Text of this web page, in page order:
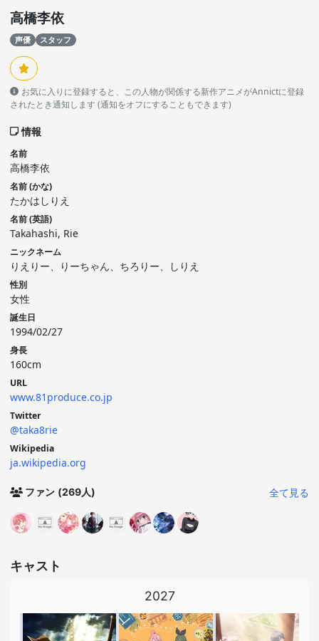
高橋李依
声優 スタッフ
お気に入りに登録すると、この人物が関係する新作アニメがAnnictに登録
されたとき通知します (通知をオフにすることもできます)
情報
名前
高橋李依
名前 (かな)
たかはしりえ
名前 (英語)
Takahashi, Rie
ニックネーム
りえりー、りーちゃん、ちろりー、しりえ
性別
女性
誕生日
1994/02/27
身長
160cm
URL
www.81produce.co.jp
Twitter
@taka8rie
Wikipedia
ja.wikipedia.org
ファン (269人) 全て見る
キャスト
2027